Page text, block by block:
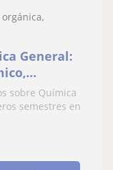
General:
ideales,
etc
sobre Química
semestres en